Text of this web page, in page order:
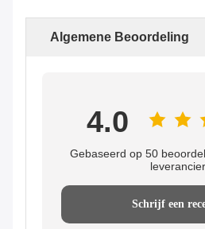
Algemene Beoordeling
4.0
Gebaseerd op 50
leverancier
Schrijf een